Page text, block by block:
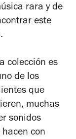
rara y de
este
colección es
de los
que
muchas
sonidos
hacen con